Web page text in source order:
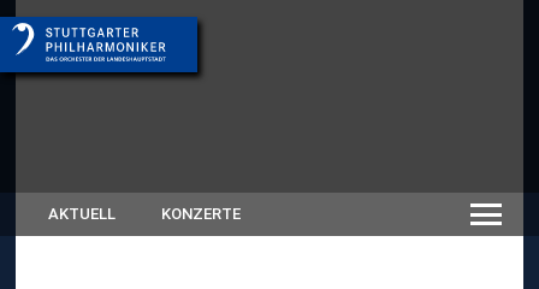
AKTUELL KONZERTE